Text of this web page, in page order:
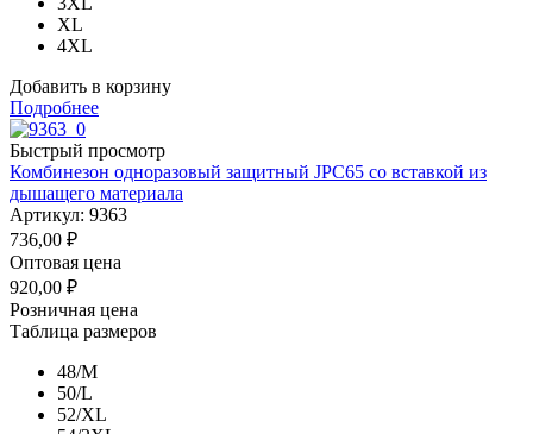
XL
4XL
Добавить в корзину
Подробнее
Быстрый просмотр
Комбинезон одноразовый защитный JPC65 со вставкой из
дышащего материала
Артикул: 9363
736,00 ₽
Оптовая цена
920,00 ₽
Розничная цена
Таблица размеров
48/M
50/L
52/XL